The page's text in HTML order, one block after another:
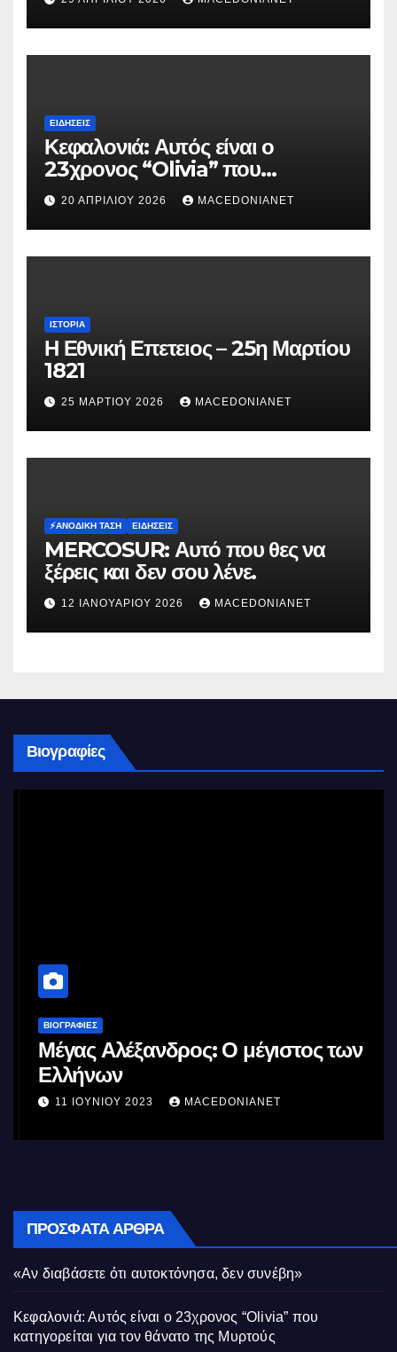
ΕΙΔΉΣΕΙΣ
Κεφαλονιά: Αυτός είναι ο
23χρονος “Olivia” που
κατηγορείται για τον θάνατο της
Μυρτούς
20 ΑΠΡΙΛΊΟΥ 2026 MACEDONIANET
ΙΣΤΟΡΊΑ
Η Εθνική Επετειος – 25η Μαρτίου
1821
25 ΜΑΡΤΊΟΥ 2026 MACEDONIANET
⚡️ΑΝΟΔΙΚΉ ΤΆΣΗ ΕΙΔΉΣΕΙΣ
MERCOSUR: Αυτό που θες να
ξέρεις και δεν σου λένε.
12 ΙΑΝΟΥΑΡΊΟΥ 2026 MACEDONIANET
Βιογραφίες
ΒΙΟΓΡΑΦΊΕΣ
Μέγας Αλέξανδρος: Ο μέγιστος των
Ελλήνων
11 ΙΟΥΝΊΟΥ 2023 MACEDONIANET
ΠΡΌΣΦΑΤΑ ΆΡΘΡΑ
«Αν διαβάσετε ότι αυτοκτόνησα, δεν συνέβη»
Κεφαλονιά: Αυτός είναι ο 23χρονος “Olivia” που
κατηγορείται για τον θάνατο της Μυρτούς